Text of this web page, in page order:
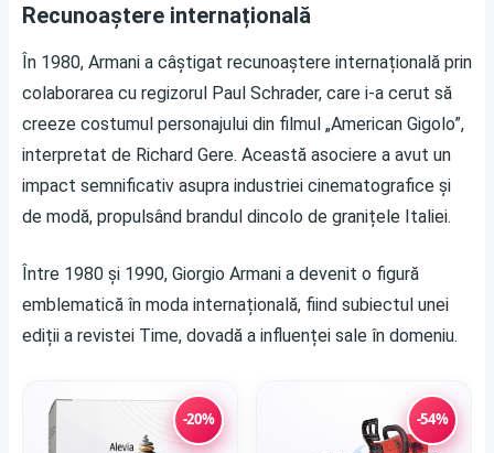
Recunoaștere internațională
În 1980, Armani a câștigat recunoaștere internațională prin
colaborarea cu regizorul Paul Schrader, care i-a cerut să
creeze costumul personajului din filmul „American Gigolo”,
interpretat de Richard Gere. Această asociere a avut un
impact semnificativ asupra industriei cinematografice și
de modă, propulsând brandul dincolo de granițele Italiei.
Între 1980 și 1990, Giorgio Armani a devenit o figură
emblematică în moda internațională, fiind subiectul unei
ediții a revistei Time, dovadă a influenței sale în domeniu.
-20% -54%